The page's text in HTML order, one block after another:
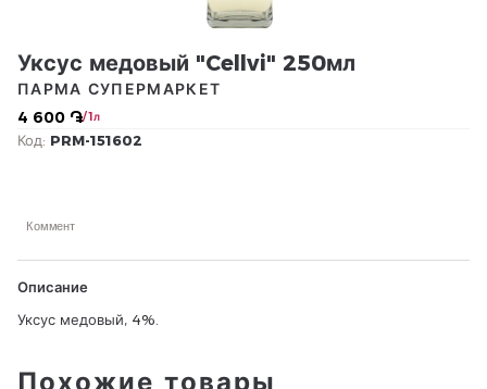
Уксус медовый "Cellvi" 250мл
4 600 ֏/ 1л
ПАРМА СУПЕРМАРКЕТ
Код: PRM-151602
Коммент
Описание
Уксус медовый, 4%.
Похожие товары